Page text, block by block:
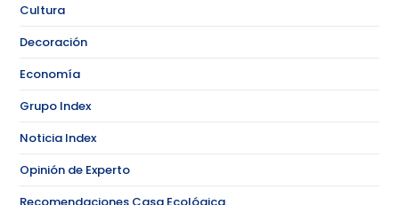
Cultura
Decoración
Economía
Grupo Index
Noticia Index
Opinión de Experto
Recomendaciones Casa Ecológica